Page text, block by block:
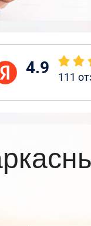
4.9 111